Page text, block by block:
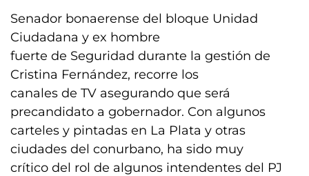
Senador bonaerense del bloque Unidad
Ciudadana y ex hombre
fuerte de Seguridad durante la gestión de
Cristina Fernández, recorre los
canales de TV asegurando que será
precandidato a gobernador. Con algunos
carteles y pintadas en La Plata y otras
ciudades del conurbano, ha sido muy
crítico del rol de algunos intendentes del PJ